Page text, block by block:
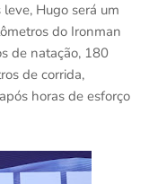
Hugo será um
do Ironman
de natação, 180
de corrida,
horas de esforço